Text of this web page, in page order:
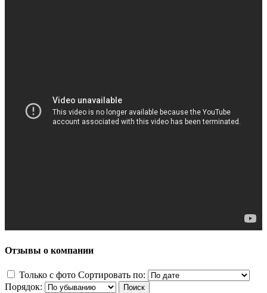
Отзывы о компании
Только с фото Сортировать по:
Порядок: